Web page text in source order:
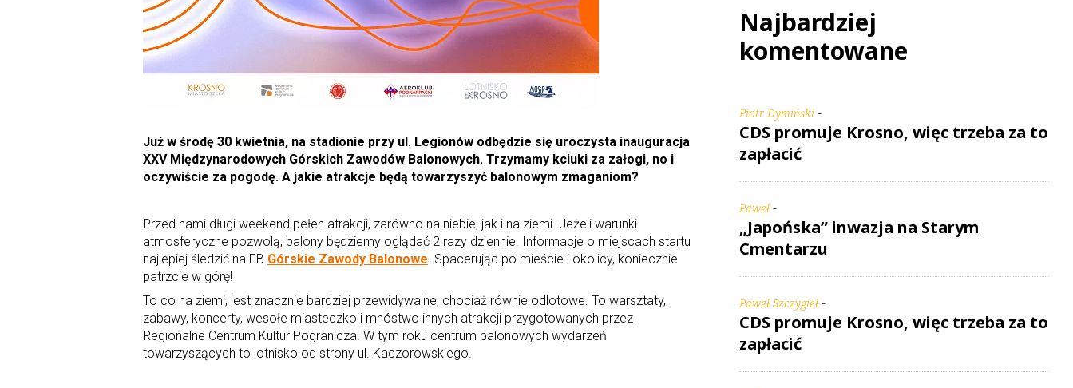
Już w środę 30 kwietnia, na stadionie przy ul. Legionów odbędzie się uroczysta inauguracja
XXV Międzynarodowych Górskich Zawodów Balonowych. Trzymamy kciuki za załogi, no i
oczywiście za pogodę. A jakie atrakcje będą towarzyszyć balonowym zmaganiom?
Przed nami długi weekend pełen atrakcji, zarówno na niebie, jak i na ziemi. Jeżeli warunki
atmosferyczne pozwolą, balony będziemy oglądać 2 razy dziennie. Informacje o miejscach startu
najlepiej śledzić na FB Górskie Zawody Balonowe . Spacerując po mieście i okolicy, koniecznie
patrzcie w górę!
To co na ziemi, jest znacznie bardziej przewidywalne, chociaż równie odlotowe. To warsztaty,
zabawy, koncerty, wesołe miasteczko i mnóstwo innych atrakcji przygotowanych przez
Regionalne Centrum Kultur Pogranicza. W tym roku centrum balonowych wydarzeń
towarzyszących to lotnisko od strony ul. Kaczorowskiego.
Najbardziej
komentowane
Piotr Dymiński -
CDS promuje Krosno, więc trzeba za to
zapłacić
Paweł -
„Japońska” inwazja na Starym
Cmentarzu
Paweł Szczygieł -
CDS promuje Krosno, więc trzeba za to
zapłacić